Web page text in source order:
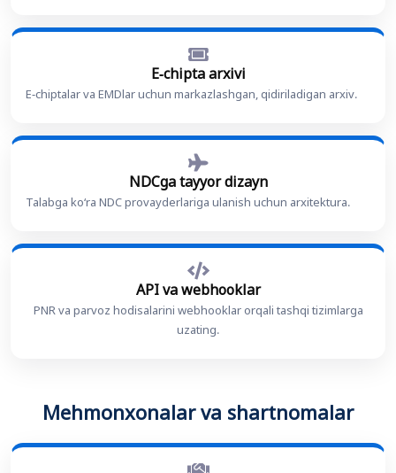
E-chipta arxivi
E-chiptalar va EMDlar uchun markazlashgan, qidiriladigan arxiv.
NDCga tayyor dizayn
Talabga koʻra NDC provayderlariga ulanish uchun arxitektura.
API va webhooklar
PNR va parvoz hodisalarini webhooklar orqali tashqi tizimlarga
uzating.
Mehmonxonalar va shartnomalar